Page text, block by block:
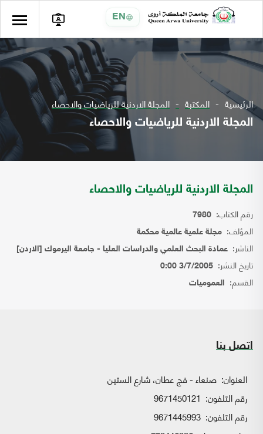
EN
الرئيسية المكتبة المجلة الاردنية للرياضيات والاحصاء
المجلة الاردنية للرياضيات والاحصاء
المجلة الاردنية للرياضيات والاحصاء
رقم الكتاب: 7980
المؤلف: مجلة علمية عالمية محكمة
الناشر: عمادة البحث العلمي والدراسات العليا - جامعة اليرموك [الاردن]
تاريخ النشر: 3/7/2005 0:00
القسم: العموميات
اتصل بنا
العنوان: صنعاء - فج عطان، شارع الستين
رقم التلفون: 9671450121
رقم التلفون: 9671445993